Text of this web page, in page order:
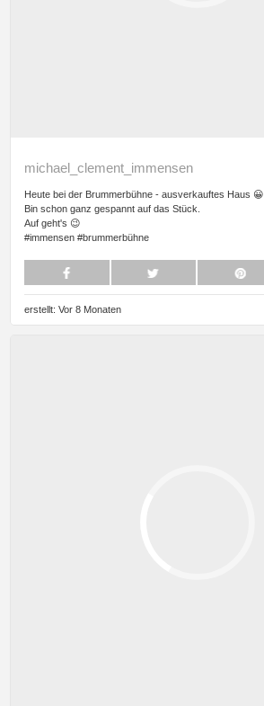
michael_clement_immensen
Heute bei der Brummerbühne - ausverkauftes Haus 😀
Bin schon ganz gespannt auf das Stück.
Auf geht's 😉
#immensen #brummerbühne
erstellt: Vor 8 Monaten